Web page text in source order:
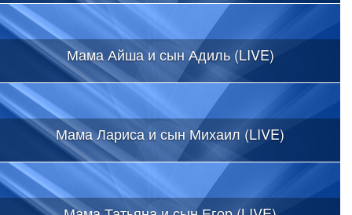
Мама Айша и сын Адиль (LIVE)
Мама Лариса и сын Михаил (LIVE)